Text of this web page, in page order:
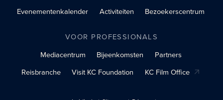
Evenementenkalender
Activiteiten Bezoekerscentrum
VOOR PROFESSIONALS
Mediacentrum
Bijeenkomsten
Partners
Reisbranche
Visit KC Foundation KC Film Office